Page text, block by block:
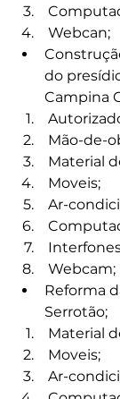
Webcan;
do
Campina
Mão-de-
Material
Moveis;
Ar-
Webcam;
Reforma
Serrotão;
Material
Moveis;
Ar-